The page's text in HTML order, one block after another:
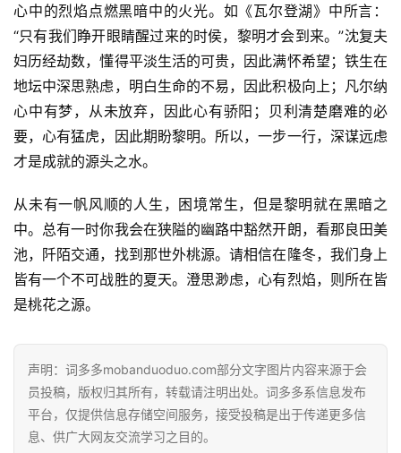
好
好
句
经
典
词
古
今
诗
常
用
贺
词
登录 注册
心中的烈焰点燃黑暗中的火光。如《瓦尔登湖》中所言：
“只有我们睁开眼睛醒过来的时侯，黎明才会到来。”沈复夫
妇历经劫数，懂得平淡生活的可贵，因此满怀希望；铁生在
地坛中深思熟虑，明白生命的不易，因此积极向上；凡尔纳
心中有梦，从未放弃，因此心有骄阳；贝利清楚磨难的必
要，心有猛虎，因此期盼黎明。所以，一步一行，深谋远虑
才是成就的源头之水。
从未有一帆风顺的人生，困境常生，但是黎明就在黑暗之
中。总有一时你我会在狭隘的幽路中豁然开朗，看那良田美
池，阡陌交通，找到那世外桃源。请相信在隆冬，我们身上
皆有一个不可战胜的夏天。澄思渺虑，心有烈焰，则所在皆
是桃花之源。
声明：词多多mobanduoduo.com部分文字图片内容来源于会
员投稿，版权归其所有，转载请注明出处。词多多系信息发布
平台，仅提供信息存储空间服务，接受投稿是出于传递更多信
息、供广大网友交流学习之目的。